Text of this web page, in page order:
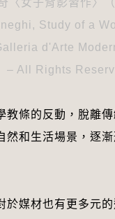
〈女子背影習作〉
Study of a
d'Arte
– All Rights
條的反動，脫離
然和生活場景，逐
於媒材也有更多元